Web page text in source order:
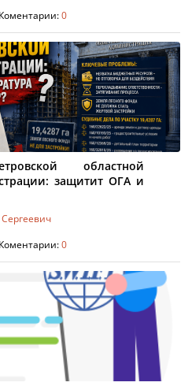
Коментарии:0
областной
защитит ОГА и
Коментарии:0